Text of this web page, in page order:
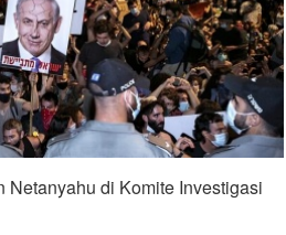
Netanyahu di Komite Investigasi